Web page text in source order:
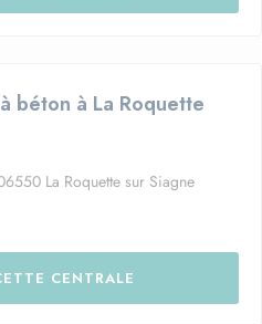
béton à La Roquette
La Roquette sur Siagne
CENTRALE